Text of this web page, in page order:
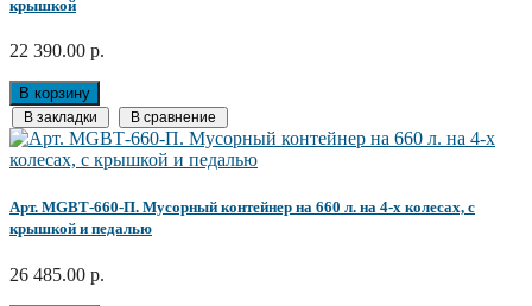
крышкой
22 390.00 р.
В корзину
В закладки В сравнение
Арт. MGBТ-660-П. Мусорный контейнер на 660 л. на 4-х колесах, с
крышкой и педалью
26 485.00 р.